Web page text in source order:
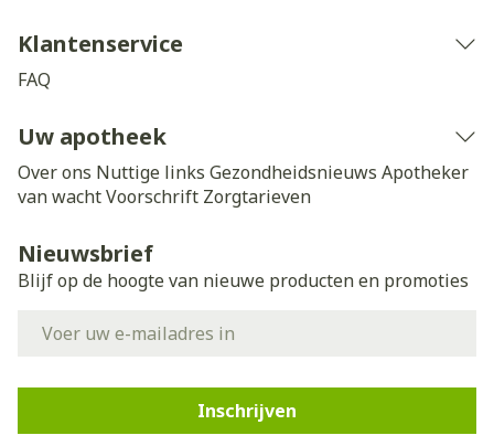
Klantenservice
FAQ
Uw apotheek
Over ons Nuttige links Gezondheidsnieuws Apotheker
van wachtVoorschrift Zorgtarieven
Nieuwsbrief
Blijf op de hoogte van nieuwe producten en promoties
Inschrijven